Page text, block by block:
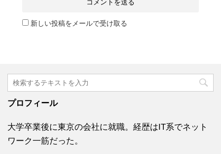
新しい投稿をメールで受け取る
プロフィール
大学卒業後に東京の会社に就職。経歴はIT系でネット
ワーク一筋だった。